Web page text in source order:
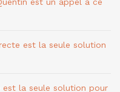
est la seule solution
la seule solution pour